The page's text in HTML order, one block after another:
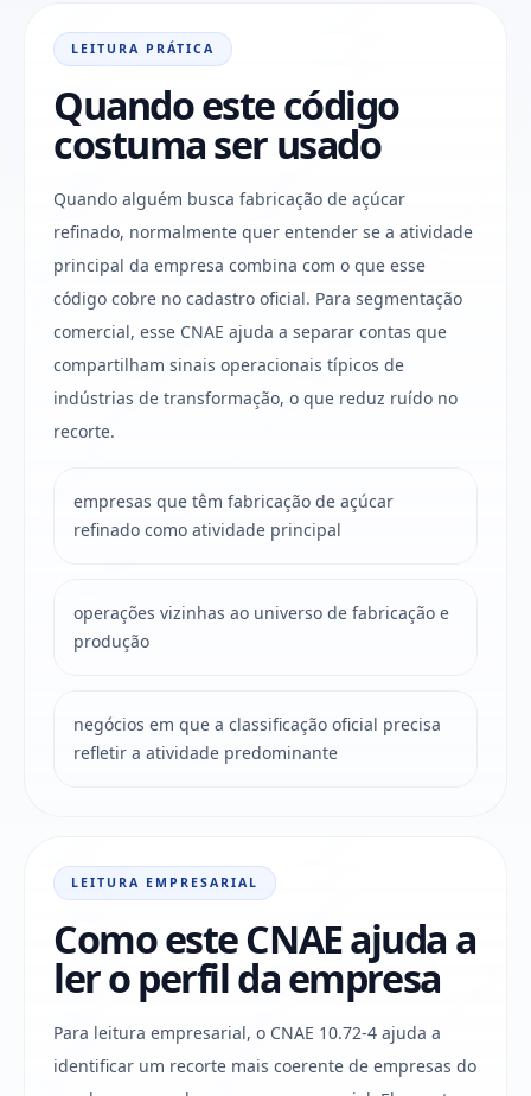
LEITURA PRÁTICA
Quando este código
costuma ser usado
Quando alguém busca fabricação de açúcar
refinado, normalmente quer entender se a atividade
principal da empresa combina com o que esse
código cobre no cadastro oficial. Para segmentação
comercial, esse CNAE ajuda a separar contas que
compartilham sinais operacionais típicos de
indústrias de transformação, o que reduz ruído no
recorte.
empresas que têm fabricação de açúcar
refinado como atividade principal
operações vizinhas ao universo de fabricação e
produção
negócios em que a classificação oficial precisa
refletir a atividade predominante
LEITURA EMPRESARIAL
Como este CNAE ajuda a
ler o perfil da empresa
Para leitura empresarial, o CNAE 10.72-4 ajuda a
identificar um recorte mais coerente de empresas do